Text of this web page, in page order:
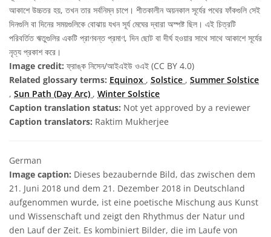
আকাশে উচ্চতর হয়, তখন তার সর্বনিম্ন চাপে। শীতকালীন অয়নকাল সূর্যের পথের ফাঁকগুলি সেই
দিনগুলি বা দিনের সময়গুলিকে বোঝায় যখন সূর্য মেঘের দ্বারা অস্পষ্ট ছিল। এই চিত্রটি
পরিবর্তিত ঋতুগুলির একটি প্রাণবন্ত প্রমাণ, দিন ছোট বা দীর্ঘ হওয়ার সাথে সাথে আকাশে সূর্যের
নৃত্য প্রকাশ করে।
Image credit: ফ্রাঙ্ক নিসেন/আইএইউ ওএই (CC BY 4.0)
Related glossary terms: Equinox , Solstice , Summer Solstice
, Sun Path (Day Arc) , Winter Solstice
Caption translation status: Not yet approved by a reviewer
Caption translators: Raktim Mukherjee
German
Image caption: Dieses bezaubernde Bild, das zwischen dem
21. Juni 2018 und dem 21. Dezember 2018 in Deutschland
aufgenommen wurde, ist eine poetische Mischung aus Kunst
und Wissenschaft und zeigt den Rhythmus der Natur und
den Lauf der Zeit. Es kombiniert Bilder, die im Laufe von